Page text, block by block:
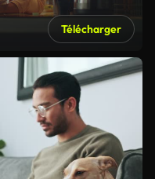
Télécharger